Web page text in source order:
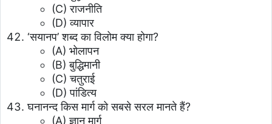
(C) राजनीति
(D) व्यापार
‘सयानप’ शब्द का विलोम क्या होगा?
(A) भोलापन
(B) बुद्धिमानी
(C) चतुराई
(D) पांडित्य
घनानन्द किस मार्ग को सबसे सरल मानते हैं?
(A) ज्ञान मार्ग